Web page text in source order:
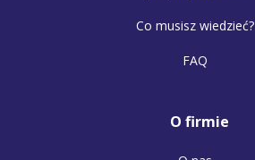
Co musisz wiedzieć?
FAQ
O firmie